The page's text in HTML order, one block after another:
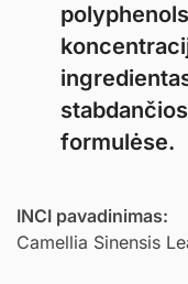
formulėse.
INCI pavadinimas:
Camellia Sinensis